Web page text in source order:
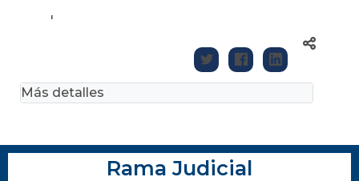
'
Más detalles
Rama Judicial